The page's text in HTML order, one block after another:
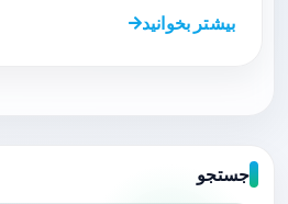
بیشتر بخوانید
جستجو